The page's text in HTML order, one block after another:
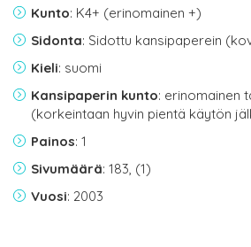
Kunto: K4+ (erinomainen +)
Sidonta: Sidottu kansipaperein
Kieli: suomi
Kansipaperin kunto: erinomainen
(korkeintaan hyvin pientä käytön
Painos: 1
Sivumäärä: 183, (1)
Vuosi: 2003